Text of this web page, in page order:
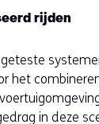
rijden
het
in deze